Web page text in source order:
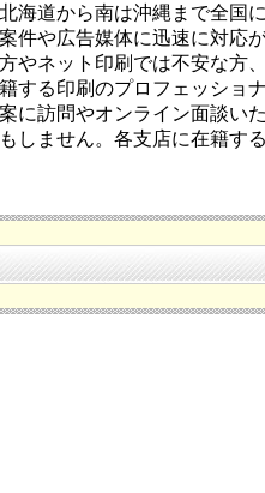
海道から南は沖縄まで全国
件や広告媒体に迅速に対応
やネット印刷では不安な方
する印刷のプロフェッショ
に訪問やオンライン面談い
しません。各支店に在籍す